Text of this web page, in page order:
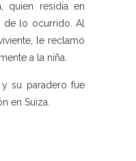
quien residía en
de lo ocurrido. Al
le reclamó
a la niña.
su paradero fue
en Suiza.